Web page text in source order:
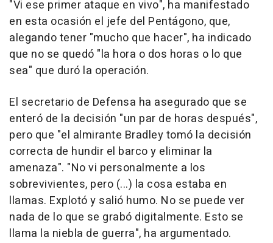
"Vi ese primer ataque en vivo", ha manifestado
en esta ocasión el jefe del Pentágono, que,
alegando tener "mucho que hacer", ha indicado
que no se quedó "la hora o dos horas o lo que
sea" que duró la operación.
El secretario de Defensa ha asegurado que se
enteró de la decisión "un par de horas después",
pero que "el almirante Bradley tomó la decisión
correcta de hundir el barco y eliminar la
amenaza". "No vi personalmente a los
sobrevivientes, pero (...) la cosa estaba en
llamas. Explotó y salió humo. No se puede ver
nada de lo que se grabó digitalmente. Esto se
llama la niebla de guerra", ha argumentado.